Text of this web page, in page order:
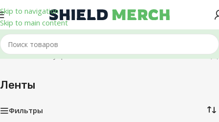
Skip to navigation
Skip to main content
Главная/Аксессуары/Ленты Показаны все (4)
Ленты
Фильтры